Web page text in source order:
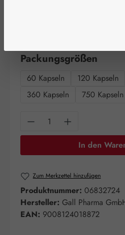
Packungsgrößen
60 Kapseln 120 Kapseln
360 Kapseln
750 Kapseln
Produkt Anzahl: Gib
In den
Zum Merkzettel hinzufügen
Produktnummer: 06832724
Hersteller: Gall Pharma
EAN: 9008124018872